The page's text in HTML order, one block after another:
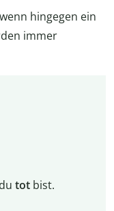
hingegen ein
immer
tot bist.